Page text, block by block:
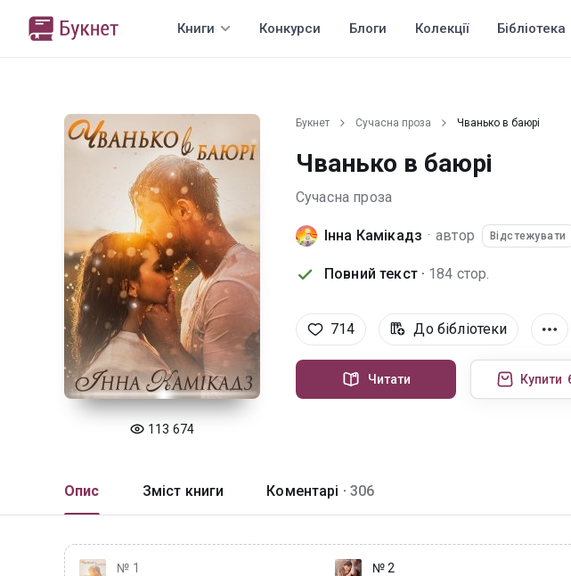
Книги Конкурси Блоги Колекції Бібліотека
113 674
Букнет Сучасна проза Чванько в баюрі
Чванько в баюрі
Сучасна проза
Інна Камікадз · автор Відстежувати
Повний текст · 184 стор.
714 До бібліотеки
Читати Купити
Опис Зміст книги Коментарі · 306
№ 1
№ 2